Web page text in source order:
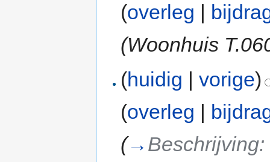
(overleg |
(Woonhuis
(huidig |vorige)
(overleg |
(→ Beschrijving: